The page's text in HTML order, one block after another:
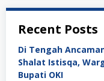
Recent Posts
Di Tengah
Shalat Istisqa,
Bupati OKI